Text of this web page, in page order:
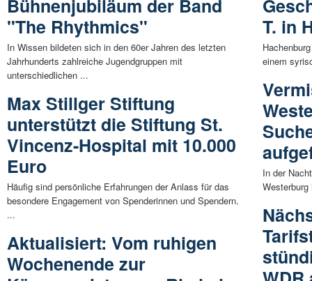
Bühnenjubiläum der Band
"The Rhythmics"
In Wissen bildeten sich in den 60er Jahren des letzten
Jahrhunderts zahlreiche Jugendgruppen mit
unterschiedlichen ...
Max Stillger Stiftung
unterstützt die Stiftung St.
Vincenz-Hospital mit 10.000
Euro
Häufig sind persönliche Erfahrungen der Anlass für das
besondere Engagement von Spenderinnen und Spendern.
...
Aktualisiert: Vom ruhigen
Wochenende zur
T. in
einem
In der